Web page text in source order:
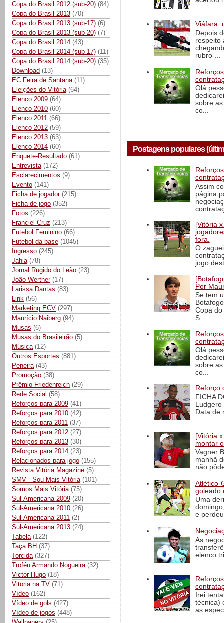
Copa do Brasil 2012 (sub-20) (84)
Copa do Brasil 2013 (70)
Copa do Brasil 2013 (sub-17) (6)
Copa do Brasil 2013 (sub-20) (7)
Copa do Brasil 2014 (43)
Copa do Brasil 2014 (sub-17) (11)
Copa do Brasil 2014 (sub-20) (35)
Download (13)
EC Feira de Santana (11)
Eleições do Vitória (64)
Elenco 2009 (64)
Elenco 2010 (60)
Elenco 2011 (66)
Elenco 2012 (59)
Elenco 2013 (63)
Elenco 2014 (60)
Enquete-Resultado (61)
Entrevista (172)
Esclarecimentos (9)
Evento (141)
Ficha de jogador (215)
Ficha de jogo (352)
Fotos (226)
Franciel Cruz (213)
Futebol Feminino (66)
Futebol da base (1045)
Ingresso (245)
Jahia (78)
Jornal Rugido do Leão (23)
João Werther (17)
Larissa Dantas (83)
Link (56)
Marketing ECV (297)
Maurício Naiberg (94)
Musas (6)
Musas do Brasileirão (5)
Música (12)
Outros Esportes (881)
Peneira (43)
Promoção (38)
Prêmio Friedenreich (29)
Rede Social (58)
Reforços para 2009 (41)
Reforços para 2010 (42)
Reforços para 2011 (37)
Reforços para 2012 (27)
Reforços para 2013 (30)
Reforços para 2014 (23)
Relacionados para jogo (155)
Revista Vitória Magazine (5)
SMV - Sou Mais Vitória (101)
Somos Mais Vitória (75)
Sul-Americana 2009 (20)
Sul-Americana 2010 (26)
Sul-Americana 2011 (2)
Sul-Americana 2013 (24)
Tabela (122)
Taça BH (37)
Torcida (327)
Troféu Armando Nogueira (32)
Victor Hugo (18)
Vitoria na TV (71)
Vídeo (162)
Vídeo de gols (427)
Vídeo de jogos (448)
Viáfara:
Depois
respeito
rubro-...
Olá
sobre
co...
Postagens populares
Assim
página
[Vitória
fora.
O
jogo
Por
Se tem
Copa
S...
Olá
sobre
co...
Reforço
FICHA
Ludgero
Data de
[Vitória
montar
Vagner
manhã
não
Atlético-
goleado
Uma
e
As
elenco
Irei
técnica)
as